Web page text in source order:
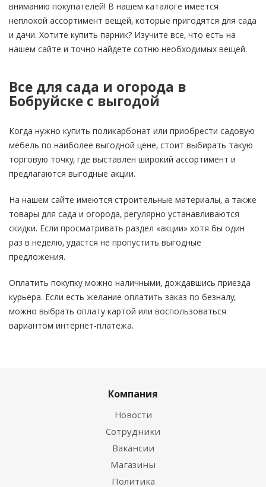
вниманию покупателей! В нашем каталоге имеется
неплохой ассортимент вещей, которые пригодятся для сада
и дачи. Хотите купить парник? Изучите все, что есть на
нашем сайте и точно найдете сотню необходимых вещей.
Все для сада и огорода в
Бобруйске с выгодой
Когда нужно купить поликарбонат или приобрести садовую
мебель по наиболее выгодной цене, стоит выбирать такую
торговую точку, где выставлен широкий ассортимент и
предлагаются выгодные акции.
На нашем сайте имеются строительные материалы, а также
товары для сада и огорода, регулярно устанавливаются
скидки. Если просматривать раздел «акции» хотя бы один
раз в неделю, удастся не пропустить выгодные
предложения.
Оплатить покупку можно наличными, дождавшись приезда
курьера. Если есть желание оплатить заказ по безналу,
можно выбрать оплату картой или воспользоваться
вариантом интернет-платежа.
Компания
Новости
Сотрудники
Вакансии
Магазины
Политика